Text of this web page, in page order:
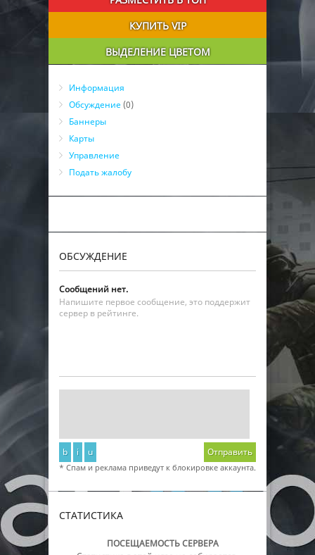
КУПИТЬ VIP
ВЫДЕЛЕНИЕ ЦВЕТОМ
Информация
Обсуждение (0)
Баннеры
Карты
Управление
Подать жалобу
ОБСУЖДЕНИЕ
Сообщений нет.
Напишите первое сообщение, это поддержит
сервер в рейтинге.
b i u Отправить
* Спам и реклама приведут к блокировке аккаунта.
СТАТИСТИКА
ПОСЕЩАЕМОСТЬ СЕРВЕРА